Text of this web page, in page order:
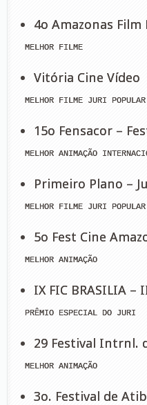
4o Amazonas Film
MELHOR FILME
Vitória Cine Vídeo
MELHOR FILME JURI POPULAR
15o Fensacor –
MELHOR ANIMAÇÃO
Primeiro Plano –
MELHOR FILME JURI POPULAR
5o Fest Cine
MELHOR ANIMAÇÃO
IX FIC BRASILIA
PRÊMIO ESPECIAL DO JURI
29 Festival Intrnl.
MELHOR ANIMAÇÃO
3o. Festival de